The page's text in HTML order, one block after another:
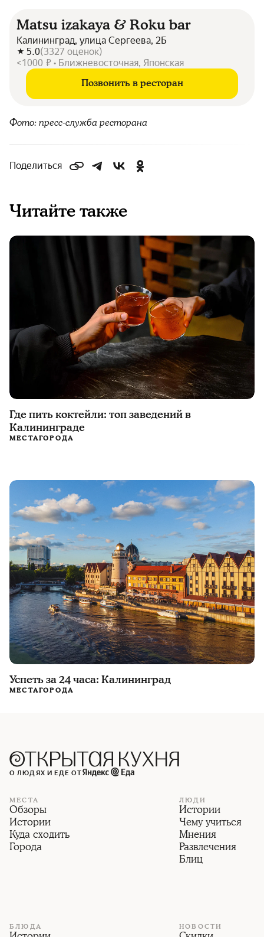
Matsu izakaya & Roku bar
Калининград, улица Сергеева, 2Б
5.0(3327 оценок)
<1000 ₽ • Ближневосточная, Японская
Позвонить в ресторан
Фото: пресс-служба ресторана
Поделиться
Читайте также
Где пить коктейли: топ заведений в
Калининграде
МЕСТАГОРОДА
Успеть за 24 часа: Калининград
МЕСТАГОРОДА
О ЛЮДЯХ И ЕДЕ ОТ
МЕСТА
Обзоры
Истории
Куда сходить
Города
ЛЮДИ
Истории
Чему учиться
Мнения
Развлечения
Блиц
БЛЮДА НОВОСТИ